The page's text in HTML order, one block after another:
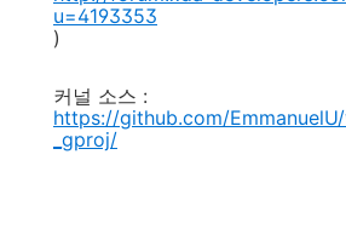
u=4193353
)
커널 소스 :
https://github.com/
_gproj/